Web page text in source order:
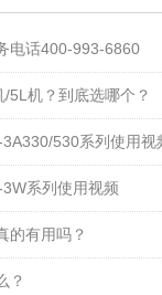
电话400-993-6860
5L机？到底选哪个？
530系列使用视
系列使用视频
的有用吗？
？